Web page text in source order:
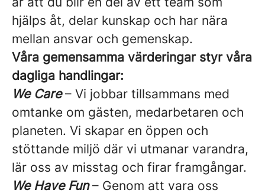
hjälps åt, delar kunskap och har nära
mellan ansvar och gemenskap.
Våra gemensamma värderingar styr våra
dagliga handlingar:
We Care– Vi jobbar tillsammans med
omtanke om gästen, medarbetaren och
planeten. Vi skapar en öppen och
stöttande miljö där vi utmanar varandra,
lär oss av misstag och firar framgångar.
We Have Fun– Genom att vara oss